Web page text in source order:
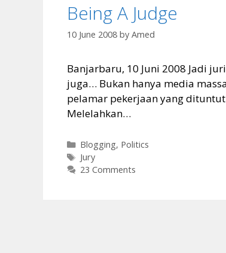
Being A Judge
10 June 2008 by Amed
Banjarbaru, 10 Juni 2008 Jadi
juga… Bukan hanya media
pelamar pekerjaan yang
Melelahkan…
Categories
Blogging, Politics
Tags
Jury
23 Comments